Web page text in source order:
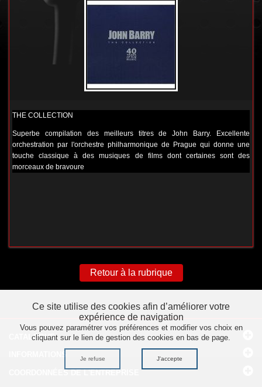
THE COLLECTION
Superbe compilation des meilleurs titres de John Barry. Excellente
orchestration par l'orchestre philharmonique de Prague qui donne une
touche classique à des musiques de films dont certaines sont des
morceaux de bravoure
Retour à la rubrique
CATALOGUE
Ce site utilise des cookies afin d’améliorer votre
expérience de navigation
Vous pouvez paramétrer vos préférences et modifier vos choix en
cliquant sur le lien de gestion des cookies en bas de page.
Je refuse J'accepte